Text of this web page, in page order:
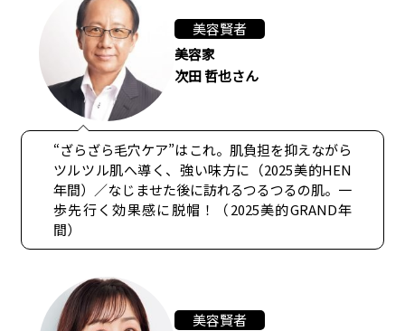
美容賢者
美容家
次田 哲也さん
“ざらざら毛穴ケア”はこれ。肌負担を抑えながら
ツルツル肌へ導く、強い味方に（2025美的HEN
年間）／なじませた後に訪れるつるつるの肌。一
歩先行く効果感に脱帽！（2025美的GRAND年
間）
美容賢者